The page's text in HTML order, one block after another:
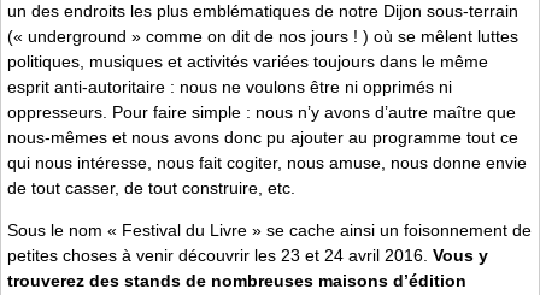
un des endroits les plus emblématiques de notre Dijon sous-terrain
(« underground » comme on dit de nos jours ! ) où se mêlent luttes
politiques, musiques et activités variées toujours dans le même
esprit anti-autoritaire : nous ne voulons être ni opprimés ni
oppresseurs. Pour faire simple : nous n’y avons d’autre maître que
nous-mêmes et nous avons donc pu ajouter au programme tout ce
qui nous intéresse, nous fait cogiter, nous amuse, nous donne envie
de tout casser, de tout construire, etc.
Sous le nom « Festival du Livre » se cache ainsi un foisonnement de
petites choses à venir découvrir les 23 et 24 avril 2016. Vous y
trouverez des stands de nombreuses maisons d’édition